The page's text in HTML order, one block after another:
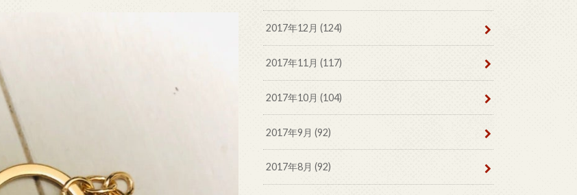
2017年12月 (124)
2017年11月 (117)
2017年10月 (104)
2017年9月 (92)
2017年8月 (92)